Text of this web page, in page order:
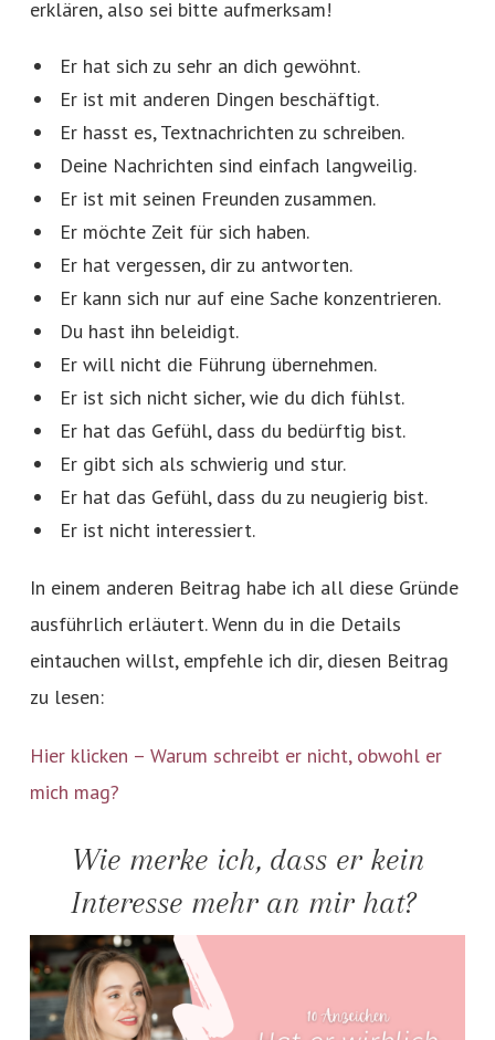
erklären, also sei bitte aufmerksam!
Er hat sich zu sehr an dich gewöhnt.
Er ist mit anderen Dingen beschäftigt.
Er hasst es, Textnachrichten zu schreiben.
Deine Nachrichten sind einfach langweilig.
Er ist mit seinen Freunden zusammen.
Er möchte Zeit für sich haben.
Er hat vergessen, dir zu antworten.
Er kann sich nur auf eine Sache konzentrieren.
Du hast ihn beleidigt.
Er will nicht die Führung übernehmen.
Er ist sich nicht sicher, wie du dich fühlst.
Er hat das Gefühl, dass du bedürftig bist.
Er gibt sich als schwierig und stur.
Er hat das Gefühl, dass du zu neugierig bist.
Er ist nicht interessiert.
In einem anderen Beitrag habe ich all diese Gründe
ausführlich erläutert. Wenn du in die Details
eintauchen willst, empfehle ich dir, diesen Beitrag
zu lesen:
Hier klicken – Warum schreibt er nicht, obwohl er
mich mag?
Wie merke ich, dass er kein
Interesse mehr an mir hat?